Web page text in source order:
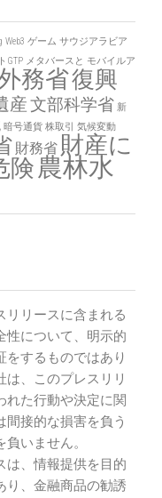
Web3 ゲーム サウジアラビア
GTP メタバースと モバイルア
務省復興
産文部科学省 新
暗号通貨 株取引 気候変動
財務省 財産に
険農林水
リリースに含まれる
性について、明示的
をするものではあり
は、このプレスリリ
れた行動や決定に関
間接的な損害を負う
いません。
は、情報提供を目的
り、金融商品の勧誘